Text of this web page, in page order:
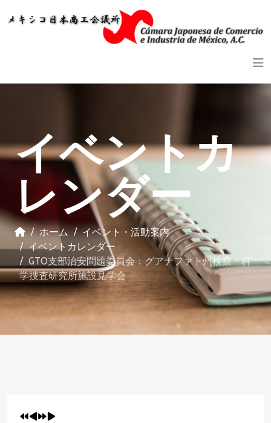
イベントカ
レンダー
ホーム
イベント・活動案内
イベントカレンダー
GTO支部治安問題委員会：グアナファト州検察・科
学捜査研究所施設見学会
YearMonth
YearMonth